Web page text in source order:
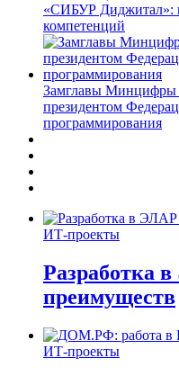
«СИБУР Диджитал»:
компетенций
Замглавы
президентом
программирования
ИТ-проекты
Разработка
преимуществ
ИТ-проекты